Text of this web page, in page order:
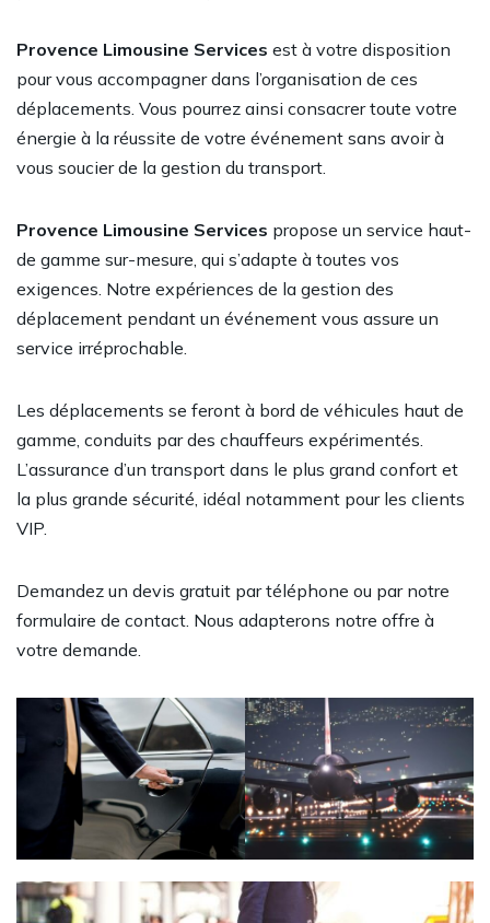
Provence Limousine Services est à votre disposition
pour vous accompagner dans l’organisation de ces
déplacements. Vous pourrez ainsi consacrer toute votre
énergie à la réussite de votre événement sans avoir à
vous soucier de la gestion du transport.
Provence Limousine Services propose un service haut-
de gamme sur-mesure, qui s’adapte à toutes vos
exigences. Notre expériences de la gestion des
déplacement pendant un événement vous assure un
service irréprochable.
Les déplacements se feront à bord de véhicules haut de
gamme, conduits par des chauffeurs expérimentés.
L’assurance d’un transport dans le plus grand confort et
la plus grande sécurité, idéal notamment pour les clients
VIP.
Demandez un devis gratuit par téléphone ou par notre
formulaire de contact . Nous adapterons notre offre à
votre demande.